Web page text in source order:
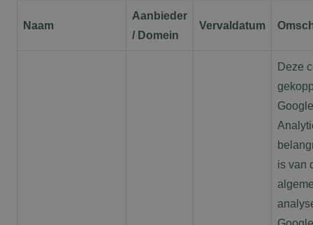
Naam
Aanbieder
/ Domein
Vervaldatum
Deze
is van